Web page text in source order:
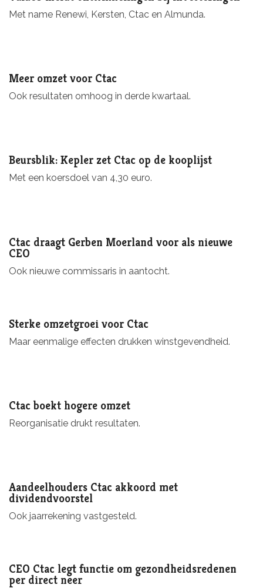
Met name Renewi, Kersten, Ctac en Almunda.
Meer omzet voor Ctac
Ook resultaten omhoog in derde kwartaal.
Beursblik: Kepler zet Ctac op de kooplijst
Met een koersdoel van 4,30 euro.
Ctac draagt Gerben Moerland voor als nieuwe
CEO
Ook nieuwe commissaris in aantocht.
Sterke omzetgroei voor Ctac
Maar eenmalige effecten drukken winstgevendheid.
Ctac boekt hogere omzet
Reorganisatie drukt resultaten.
Aandeelhouders Ctac akkoord met
dividendvoorstel
Ook jaarrekening vastgesteld.
CEO Ctac legt functie om gezondheidsredenen
per direct neer